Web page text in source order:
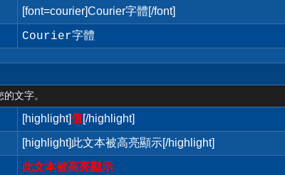
[font=courier]Courier字體[/font]
Courier字體
文字。
[highlight]值[/highlight]
[highlight]此文本被高亮顯示[/highlight]
此文本被高亮顯示